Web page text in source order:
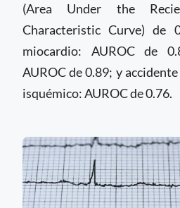
(Area Under the
Characteristic Curve) de
miocardio: AUROC de
AUROC de 0.89; y
isquémico: AUROC de 0.76.